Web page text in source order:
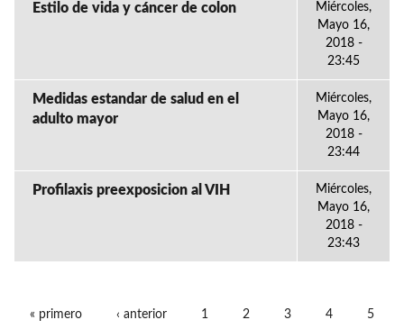
Estilo de vida y cáncer de colon
Miércoles,
Mayo 16,
2018 -
23:45
Medidas estandar de salud en el
adulto mayor
Miércoles,
Mayo 16,
2018 -
23:44
Profilaxis preexposicion al VIH
Miércoles,
Mayo 16,
2018 -
23:43
« primero ‹ anterior 1 2 3 4 5